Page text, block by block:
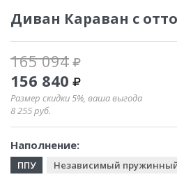
Диван Караван с
165 094
156 840
Размер скидки 5%, ваша выгода
8 255руб.
Наполнение:
ППУ Независимый